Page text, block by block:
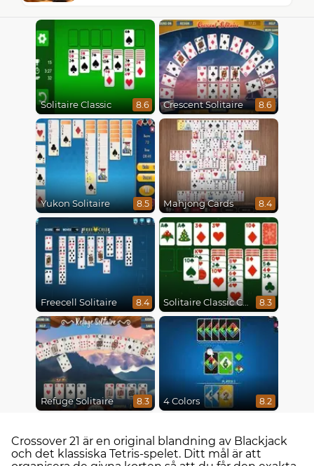
Solitaire Classic 8.6 Crescent Solitaire 8.6
Yukon Solitaire 8.5 Mahjong Cards 8.4
Freecell Solitaire 8.4 Solitaire Classic Christmas 8.3
Refuge Solitaire 8.3 4 Colors 8.2
Crossover 21 är en original blandning av Blackjack
och det klassiska Tetris-spelet. Ditt mål är att